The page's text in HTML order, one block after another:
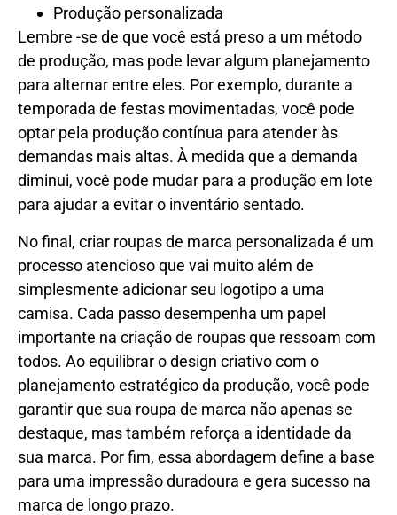
Produção personalizada
Lembre -se de que você está preso a um método
de produção, mas pode levar algum planejamento
para alternar entre eles. Por exemplo, durante a
temporada de festas movimentadas, você pode
optar pela produção contínua para atender às
demandas mais altas. À medida que a demanda
diminui, você pode mudar para a produção em lote
para ajudar a evitar o inventário sentado.
No final, criar roupas de marca personalizada é um
processo atencioso que vai muito além de
simplesmente adicionar seu logotipo a uma
camisa. Cada passo desempenha um papel
importante na criação de roupas que ressoam com
todos. Ao equilibrar o design criativo com o
planejamento estratégico da produção, você pode
garantir que sua roupa de marca não apenas se
destaque, mas também reforça a identidade da
sua marca. Por fim, essa abordagem define a base
para uma impressão duradoura e gera sucesso na
marca de longo prazo.